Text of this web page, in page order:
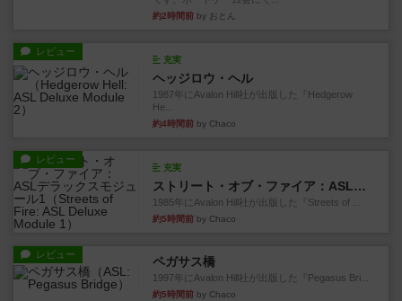
約2時間前 by おとん
レビュー
充実
ヘッジロウ・ヘル
1987年にAvalon Hill社が出版した『Hedgerow
He...
約4時間前 by Chaco
レビュー
充実
ストリート・オブ・ファイア：ASLデラックスモジュール1
1985年にAvalon Hill社が出版した『Streets of ...
約5時間前 by Chaco
レビュー ペガサス橋
1997年にAvalon Hill社が出版した『Pegasus Bri...
約5時間前 by Chaco